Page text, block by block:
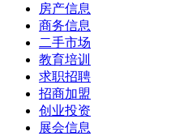
房产信息
商务信息
二手市场
教育培训
求职招聘
招商加盟
创业投资
展会信息